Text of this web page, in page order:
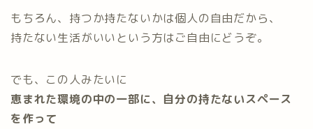
もちろん、持つか持たないかは個人の自由だから、
持たない生活がいいという方はご自由にどうぞ。
でも、この人みたいに
恵まれた環境の中の一部に、自分の持たないスペース
を作って